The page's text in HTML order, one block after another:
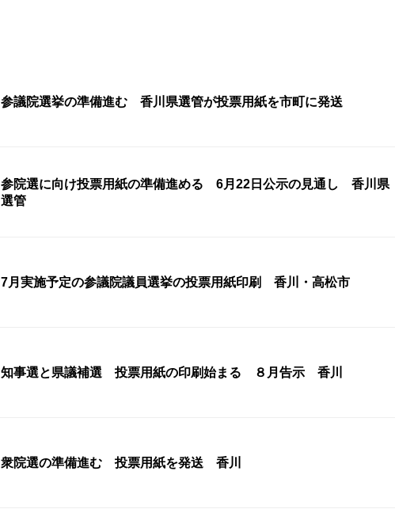
参議院選挙の準備進む 香川県選管が投票用紙を市町に発送
参院選に向け投票用紙の準備進める 6月22日公示の見通し 香川県
選管
7月実施予定の参議院議員選挙の投票用紙印刷 香川・高松市
知事選と県議補選 投票用紙の印刷始まる ８月告示 香川
衆院選の準備進む 投票用紙を発送 香川